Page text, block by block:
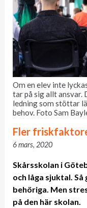
Om en elev inte
tar på sig allt ansvar.
ledning som stöttar
behov. Foto Sam
Fler
6 mars, 2020
Skårsskolan i
och låga sjuktal.
behöriga. Men
på den här skolan.